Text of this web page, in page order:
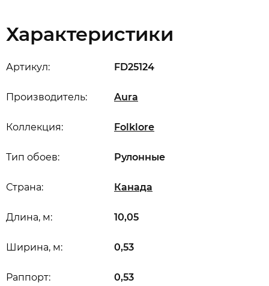
Характеристики
Артикул: FD25124
Производитель: Aura
Коллекция: Folklore
Длина, м: 10,05
Ширина, м: 0,53
Раппорт: 0,53
Страна: Канада
Тип обоев: Рулонные